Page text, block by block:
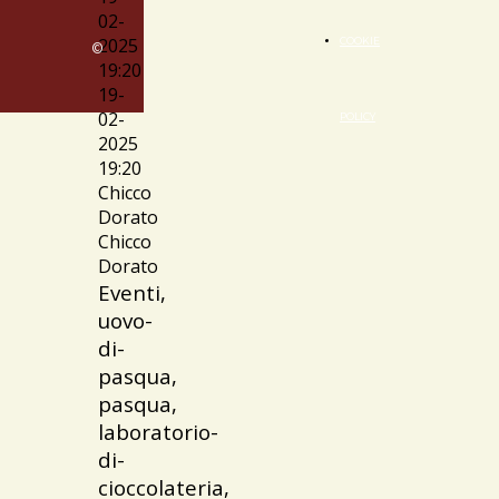
02-
2025
19:20
19-
02-
2025
19:20
Chicco
Dorato
Chicco
Dorato
Eventi,
uovo-
di-
pasqua,
pasqua,
laboratorio-
di-
cioccolateria,
© COOKIE
POLICY